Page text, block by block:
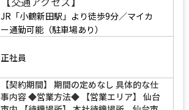
【仙南タクシー株式会社】宮城県仙台市
宮城野区日の出町1丁目6番27号
【交通アクセス】
ー通勤可能（駐車場あり）
正社員